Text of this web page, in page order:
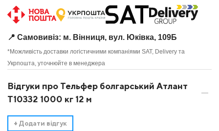
📍 Самовивіз: м. Вінниця, вул. Юківка, 109Б
*Можливість доставки логістичними компаніями SAT, Delivery та
Укрпошта, уточнюйте в менеджера
Відгуки про Тельфер болгарський Атлант
Т10332 1000 кг 12 м
+ Додати відгук